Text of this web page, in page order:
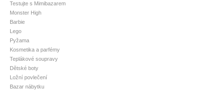
Testujte s Mimibazarem
Monster High
Barbie
Lego
Pyžama
Kosmetika a parfémy
Teplákové soupravy
Dětské boty
Ložní povlečení
Bazar nábytku